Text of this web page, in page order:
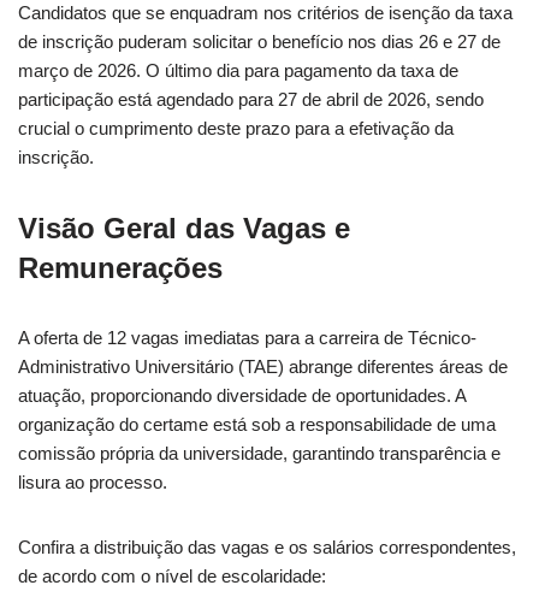
Candidatos que se enquadram nos critérios de isenção da taxa
de inscrição puderam solicitar o benefício nos dias 26 e 27 de
março de 2026. O último dia para pagamento da taxa de
participação está agendado para 27 de abril de 2026, sendo
crucial o cumprimento deste prazo para a efetivação da
inscrição.
Visão Geral das Vagas e
Remunerações
A oferta de 12 vagas imediatas para a carreira de Técnico-
Administrativo Universitário (TAE) abrange diferentes áreas de
atuação, proporcionando diversidade de oportunidades. A
organização do certame está sob a responsabilidade de uma
comissão própria da universidade, garantindo transparência e
lisura ao processo.
Confira a distribuição das vagas e os salários correspondentes,
de acordo com o nível de escolaridade: